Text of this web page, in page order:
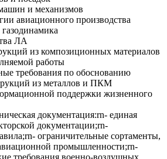
и механизмов
авиационного производства
ЛА
из композиционных материалов
работы
требования по обоснованию
из металлов и ПКМ
поддержки жизненного
документация:rn- единая
документации;rn-
ограничительные сортаменты,
промышленности;rn-